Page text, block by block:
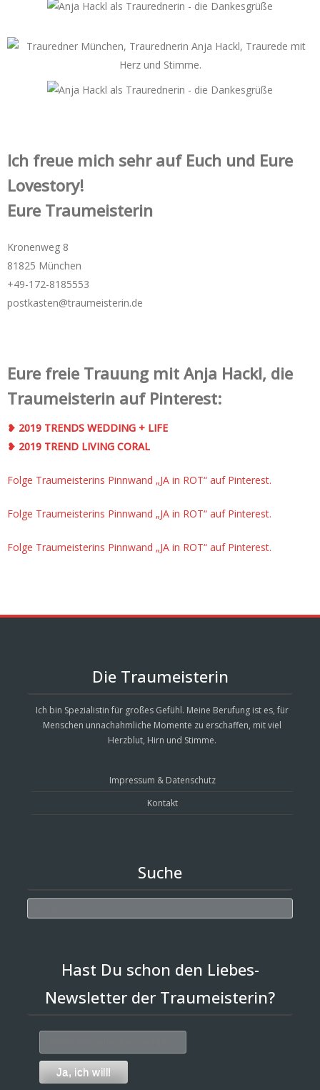
Ich freue mich sehr auf Euch und Eure
Lovestory!
Eure Traumeisterin
Kronenweg 8
81825 München
+49-172-­8185553
postkasten@traumeisterin.de
Eure freie Trauung mit Anja Hackl, die
Traumeisterin auf Pinterest:
❥ 2019 TRENDS WEDDING + LIFE
❥ 2019 TREND LIVING CORAL
Folge Traumeisterins Pinnwand „JA in ROT“ auf Pinterest.
Folge Traumeisterins Pinnwand „JA in ROT“ auf Pinterest.
Folge Traumeisterins Pinnwand „JA in ROT“ auf Pinterest.
Die Traumeisterin
Ich bin Spezialistin für großes Gefühl. Meine Berufung ist es, für
Menschen unnachahmliche Momente zu erschaffen, mit viel
Herzblut, Hirn und Stimme.
Impressum & Datenschutz
Kontakt
Suche
Hast Du schon den Liebes-
Newsletter der Traumeisterin?